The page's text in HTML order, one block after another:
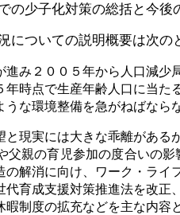
の少子化対策の総括と今
についての説明概要は次の
み２００５年から人口減
時点で生産年齢人口に当
な環境整備を急がねばなら
現実には大きな乖離があ
父親の育児参加の度合いの
の解消に向け、ワーク・ラ
代育成支援対策推進法を改
制度の拡充などを主な内容